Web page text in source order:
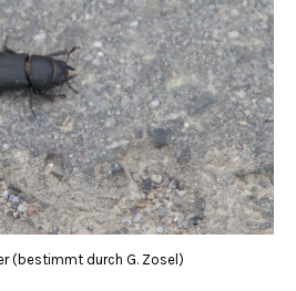
(bestimmt durch G. Zosel)